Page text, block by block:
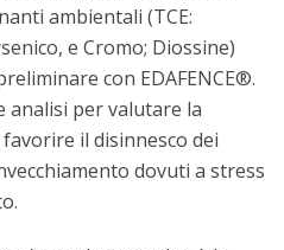
ambientali (TCE:
e Cromo; Diossine)
con EDAFENCE®.
analisi per valutare la
favorire il disinnesco dei
dovuti a stress